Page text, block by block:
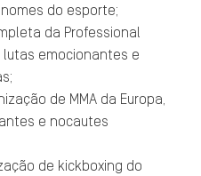
do esporte;
da Professional
lutas emocionantes e
de MMA da Europa,
e nocautes
de kickboxing do